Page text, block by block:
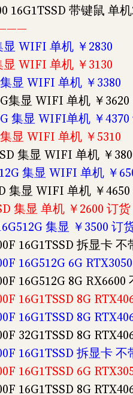
16G1TSSD 带键鼠 单
显 WIFI 单机 ￥2830
显 WIFI 单机 ￥3130
显 WIFI 单机 ￥3380
集显 WIFI 单机 ￥3620
集显 WIFI单机 ￥
显 WIFI 单机 ￥5310
集显 WIFI 单机 ￥
集显 WIFI 单机 ￥
集显 WIFI 单机 ￥
集显 单机 ￥2600 订货
集显 ￥3500 订
16G1TSSD 拆显卡 不
16G512G 6G
16G512G 8G RX6600
16G1TSSD 8G
16G1TSSD 8G
32G1TSSD 8G
16G1TSSD 拆显卡 不
16G1TSSD 6G
16G1TSSD 8G